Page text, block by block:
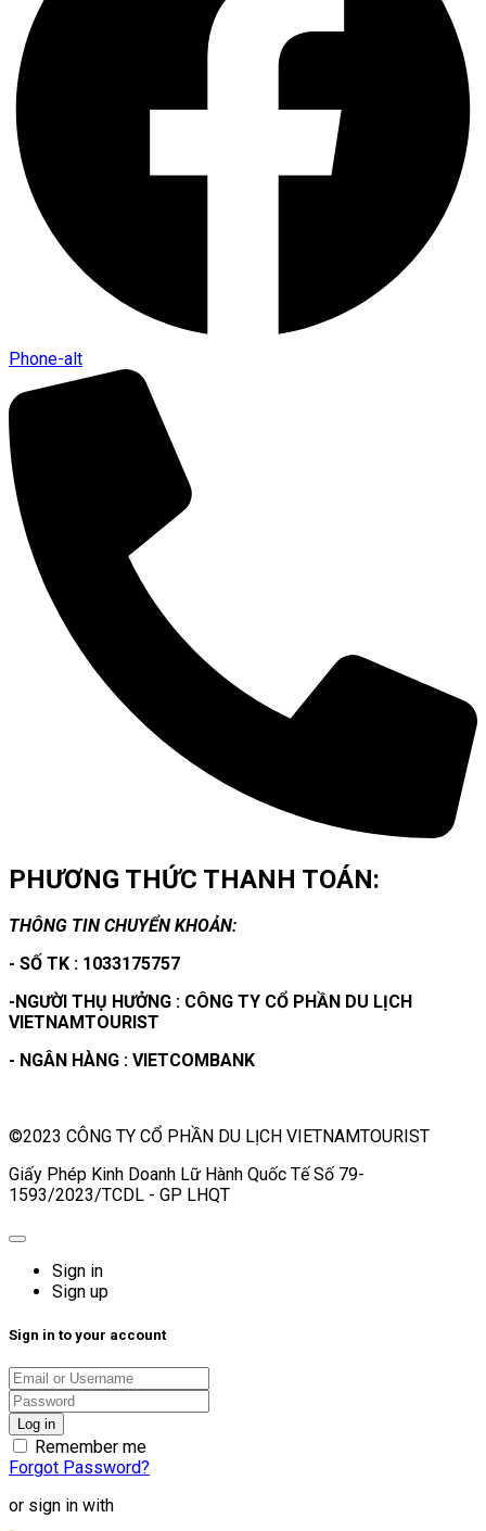
Phone-alt
PHƯƠNG THỨC THANH TOÁN:
THÔNG TIN CHUYỂN KHOẢN:
- SỐ TK : 1033175757
-NGƯỜI THỤ HƯỞNG : CÔNG TY CỔ PHẦN DU LỊCH
VIETNAMTOURIST
- NGÂN HÀNG : VIETCOMBANK
©2023 CÔNG TY CỔ PHẦN DU LỊCH VIETNAMTOURIST
Giấy Phép Kinh Doanh Lữ Hành Quốc Tế Số 79-
1593/2023/TCDL - GP LHQT
Sign in
Sign up
Sign in to your account
Remember me
Forgot Password?
or sign in with